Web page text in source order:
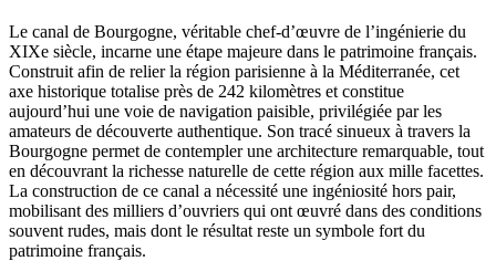
Le canal de Bourgogne, véritable chef-d’œuvre de l’ingénierie du
XIXe siècle, incarne une étape majeure dans le patrimoine français.
Construit afin de relier la région parisienne à la Méditerranée, cet
axe historique totalise près de 242 kilomètres et constitue
aujourd’hui une voie de navigation paisible, privilégiée par les
amateurs de découverte authentique. Son tracé sinueux à travers la
Bourgogne permet de contempler une architecture remarquable, tout
en découvrant la richesse naturelle de cette région aux mille facettes.
La construction de ce canal a nécessité une ingéniosité hors pair,
mobilisant des milliers d’ouvriers qui ont œuvré dans des conditions
souvent rudes, mais dont le résultat reste un symbole fort du
patrimoine français.